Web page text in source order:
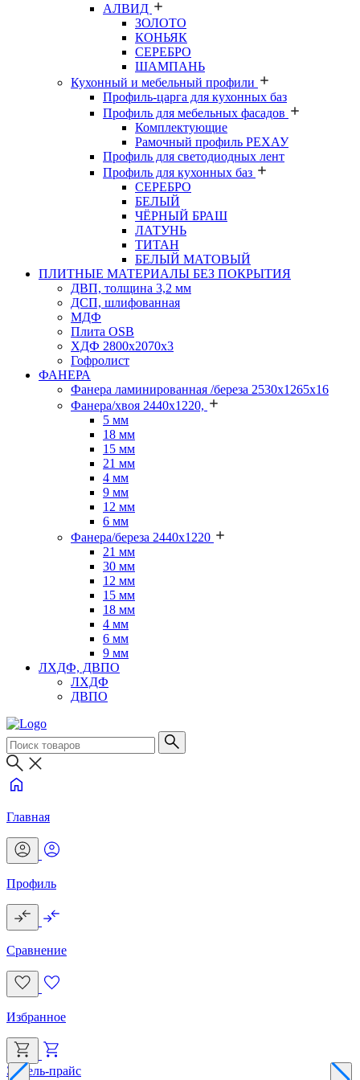
АЛВИД
ЗОЛОТО
КОНЬЯК
СЕРЕБРО
ШАМПАНЬ
Кухонный и мебельный профили
Профиль-царга для кухонных баз
Профиль для мебельных фасадов
Комплектующие
Рамочный профиль РЕХАУ
Профиль для светодиодных лент
Профиль для кухонных баз
СЕРЕБРО
БЕЛЫЙ
ЧЁРНЫЙ БРАШ
ЛАТУНЬ
ТИТАН
БЕЛЫЙ МАТОВЫЙ
ПЛИТНЫЕ МАТЕРИАЛЫ БЕЗ ПОКРЫТИЯ
ДВП, толщина 3,2 мм
ДСП, шлифованная
МДФ
Плита OSB
ХДФ 2800х2070х3
Гофролист
ФАНЕРА
Фанера ламинированная /береза 2530х1265х16
Фанера/хвоя 2440х1220,
5 мм
18 мм
15 мм
21 мм
4 мм
9 мм
12 мм
6 мм
Фанера/береза 2440х1220
21 мм
30 мм
12 мм
15 мм
18 мм
4 мм
6 мм
9 мм
ЛХДФ, ДВПО
ЛХДФ
ДВПО
Главная
Профиль
Сравнение
Избранное
Эксель-прайс